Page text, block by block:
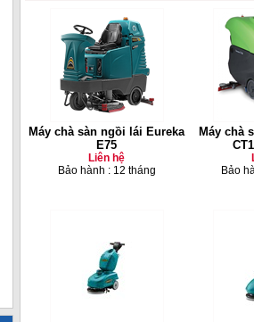
Máy chà sàn ngồi lái Eureka
E75
Liên hệ
Bảo hành : 12 tháng
Máy chà
Bảo